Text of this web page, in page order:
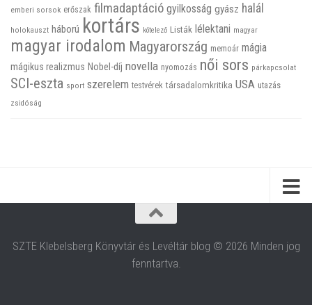
emberi sorsok erőszak filmadaptáció gyilkosság gyász halál
holokauszt háború kortárs kötelező Listák lélektani magyar
magyar irodalom Magyarország memoár mágia
mágikus realizmus Nobel-díj novella nyomozás női sors párkapcsolat
SCI-eszta sport szerelem testvérek társadalomkritika USA utazás
zsidóság
SZTE Klebelsberg Könyvtár és Levéltár blog © 2026 Minden jog
fenntartva.